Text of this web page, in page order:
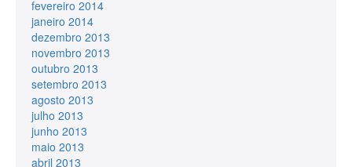
fevereiro 2014
janeiro 2014
dezembro 2013
novembro 2013
outubro 2013
setembro 2013
agosto 2013
julho 2013
junho 2013
maio 2013
abril 2013